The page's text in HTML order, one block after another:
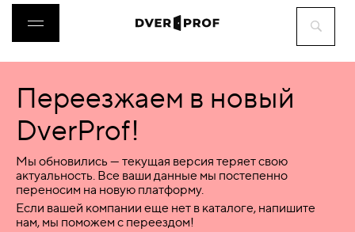
ДВЕРИ
ФУРНИТУРА
ВОРОТА
Переезжаем в новый
DverProf!
Мы обновились — текущая версия теряет свою
актуальность. Все ваши данные мы постепенно
переносим на новую платформу.
Если вашей компании еще нет в каталоге, напишите
нам, мы поможем с переездом!